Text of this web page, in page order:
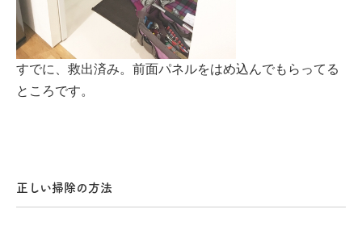
すでに、救出済み。前面パネルをはめ込んでもらってる
ところです。
正しい掃除の方法